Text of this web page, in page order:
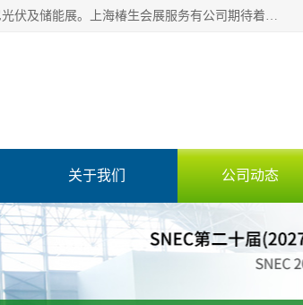
上海椿生会展服务有公司，上海SNEC光伏及储能展/墨西哥光伏及储能展、印尼光伏及储能展。上海椿生会展服务有公司期待着相关业者聚首我们的新能源平台，从产业的视野、以问题为导向，一起把脉中国、亚洲及世界太阳能光伏及储能市场。
关于我们 公司动态